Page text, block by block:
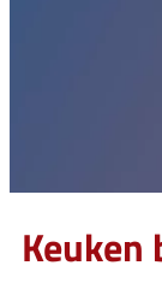
Keuken